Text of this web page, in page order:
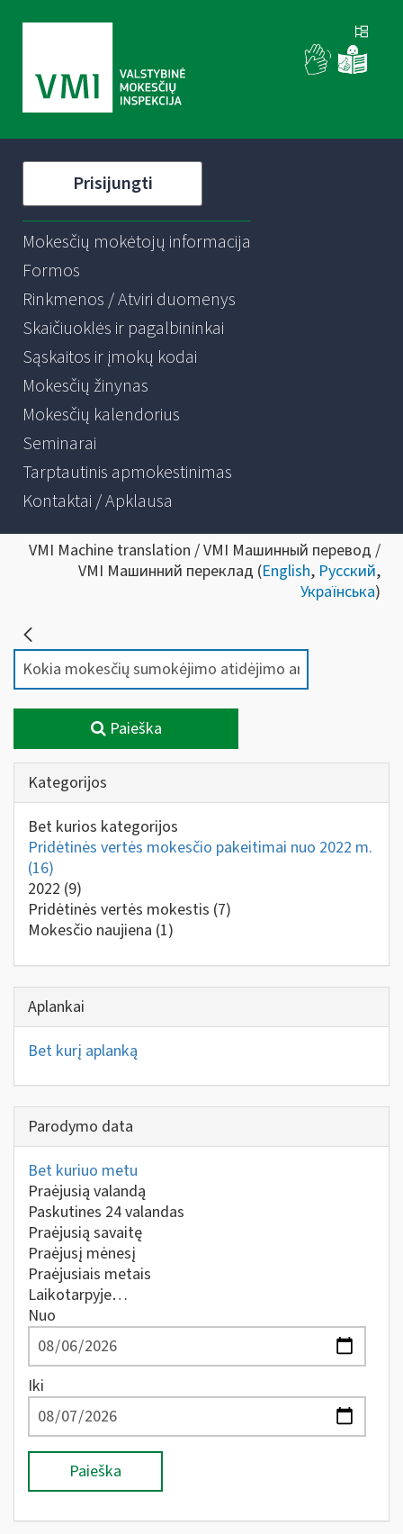
Prisijungti
Mokesčių mokėtojų informacija
Formos
Rinkmenos / Atviri duomenys
Skaičiuoklės ir pagalbininkai
Sąskaitos ir įmokų kodai
Mokesčių žinynas
Mokesčių kalendorius
Seminarai
Tarptautinis apmokestinimas
Kontaktai / Apklausa
VMI Machine translation / VMI Машинный перевод /
VMI Машинний переклад (English, Русский,
Українська)
Paieška
Kategorijos
Bet kurios kategorijos
Pridėtinės vertės mokesčio pakeitimai nuo 2022 m.
(16)
2022 (9)
Pridėtinės vertės mokestis (7)
Mokesčio naujiena (1)
Aplankai
Bet kurį aplanką
Parodymo data
Bet kuriuo metu
Praėjusią valandą
Paskutines 24 valandas
Praėjusią savaitę
Praėjusį mėnesį
Praėjusiais metais
Laikotarpyje…
Nuo
Iki
Paieška